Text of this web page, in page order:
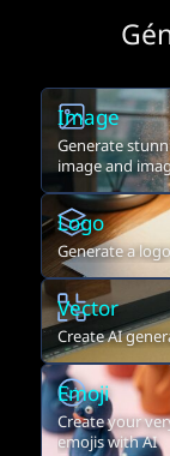
Image
Generate
image and
Logo
Generate a
Vector
Create AI
Emoji
Create your
emojis with AI